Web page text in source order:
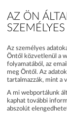
AZ ÖN
Az személyes
Öntől közvetlenül a
folyamatából, az
meg Öntől. Az
tartalmazzák, mint a
A mi webportálunk
kaphat további
abszolút